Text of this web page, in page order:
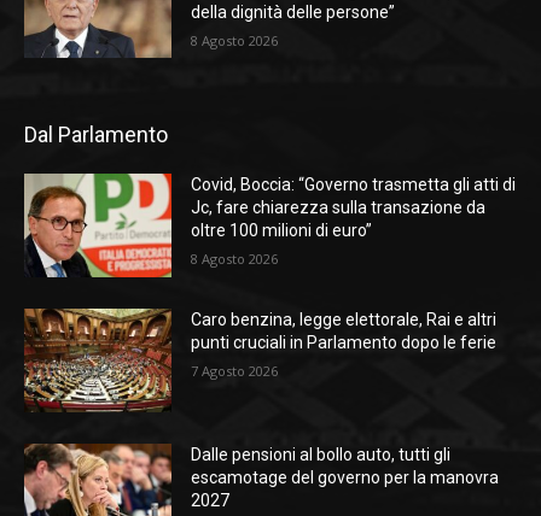
della dignità delle persone”
8 Agosto 2026
Dal Parlamento
Covid, Boccia: “Governo trasmetta gli atti di
Jc, fare chiarezza sulla transazione da
oltre 100 milioni di euro”
8 Agosto 2026
Caro benzina, legge elettorale, Rai e altri
punti cruciali in Parlamento dopo le ferie
7 Agosto 2026
Dalle pensioni al bollo auto, tutti gli
escamotage del governo per la manovra
2027